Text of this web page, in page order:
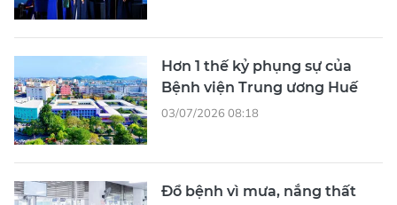
Hơn 1 thế kỷ phụng sự của
Bệnh viện Trung ương Huế
03/07/2026 08:18
Đổ bệnh vì mưa, nắng thất